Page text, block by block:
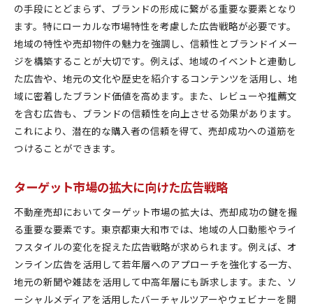
の手段にとどまらず、ブランドの形成に繋がる重要な要素となり
ます。特にローカルな市場特性を考慮した広告戦略が必要です。
地域の特性や売却物件の魅力を強調し、信頼性とブランドイメー
ジを構築することが大切です。例えば、地域のイベントと連動し
た広告や、地元の文化や歴史を紹介するコンテンツを活用し、地
域に密着したブランド価値を高めます。また、レビューや推薦文
を含む広告も、ブランドの信頼性を向上させる効果があります。
これにより、潜在的な購入者の信頼を得て、売却成功への道筋を
つけることができます。
ターゲット市場の拡大に向けた広告戦略
不動産売却においてターゲット市場の拡大は、売却成功の鍵を握
る重要な要素です。東京都東大和市では、地域の人口動態やライ
フスタイルの変化を捉えた広告戦略が求められます。例えば、オ
ンライン広告を活用して若年層へのアプローチを強化する一方、
地元の新聞や雑誌を活用して中高年層にも訴求します。また、ソ
ーシャルメディアを活用したバーチャルツアーやウェビナーを開